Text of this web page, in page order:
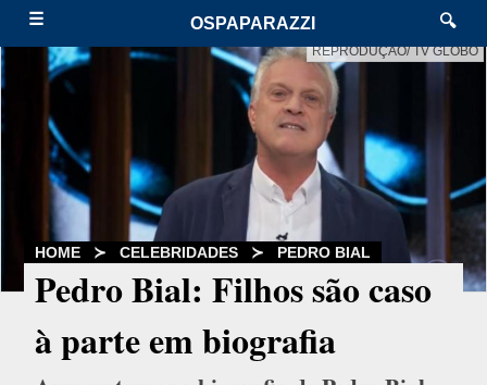
☰ OSPAPARAZZI 🔍
REPRODUÇÃO/ TV GLOBO
HOME ≻ CELEBRIDADES ≻ PEDRO BIAL
Pedro Bial: Filhos são caso
à parte em biografia